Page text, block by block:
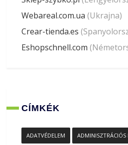
Webareal.com.ua (Ukrajna)
Crear-tienda.es
Eshopschnell.com
CÍMKÉK
ADATVÉDELEM ADMINISZTRÁCIÓS